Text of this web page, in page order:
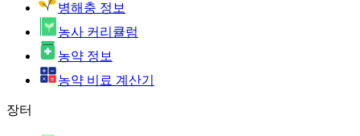
병해충 정보
농사 커리큘럼
농약 정보
농약 비료 계산기
장터